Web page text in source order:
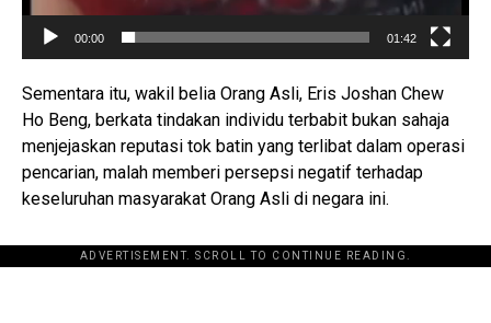
00:00 01:42
Sementara itu, wakil belia Orang Asli, Eris Joshan Chew
Ho Beng, berkata tindakan individu terbabit bukan sahaja
menjejaskan reputasi tok batin yang terlibat dalam operasi
pencarian, malah memberi persepsi negatif terhadap
keseluruhan masyarakat Orang Asli di negara ini.
ADVERTISEMENT. SCROLL TO CONTINUE READING.